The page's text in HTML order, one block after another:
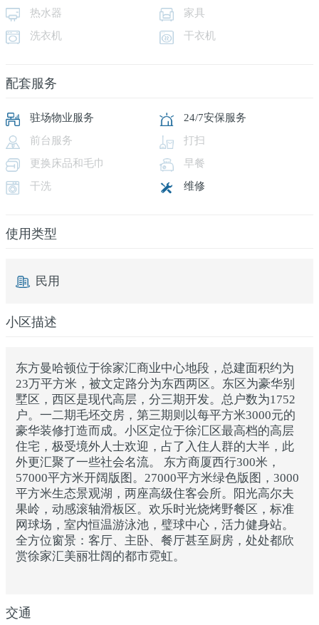
热水器
家具
洗衣机
干衣机
配套服务
驻场物业服务
24/7安保服务
前台服务
打扫
更换床品和毛巾
早餐
干洗
维修
使用类型
民用
小区描述
东方曼哈顿位于徐家汇商业中心地段，总建面积约为
23万平方米，被文定路分为东西两区。东区为豪华别
墅区，西区是现代高层，分三期开发。总户数为1752
户。一二期毛坯交房，第三期则以每平方米3000元的
豪华装修打造而成。小区定位于徐汇区最高档的高层
住宅，极受境外人士欢迎，占了入住人群的大半，此
外更汇聚了一些社会名流。 东方商厦西行300米，
57000平方米开阔版图。27000平方米绿色版图，3000
平方米生态景观湖，两座高级住客会所。阳光高尔夫
果岭，动感滚轴滑板区。欢乐时光烧烤野餐区，标准
网球场，室内恒温游泳池，璧球中心，活力健身站。
全方位窗景：客厅、主卧、餐厅甚至厨房，处处都欣
赏徐家汇美丽壮阔的都市霓虹。
交通